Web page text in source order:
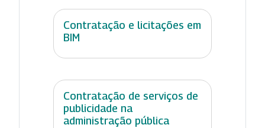
Contratação e licitações em
BIM
Contratação de serviços de
publicidade na
administração pública